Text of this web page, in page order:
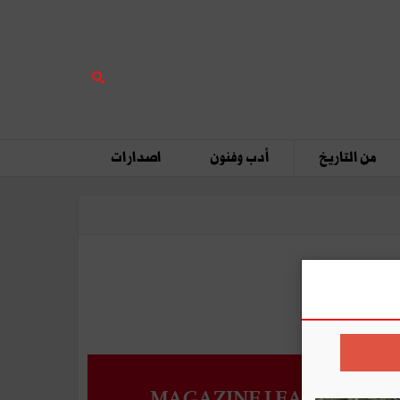
من التاريخ أدب وفنون اصدارات